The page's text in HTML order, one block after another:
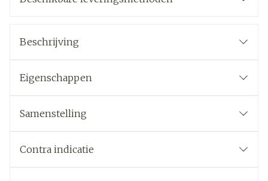
Beschrijving
Eigenschappen
Samenstelling
Contra indicatie